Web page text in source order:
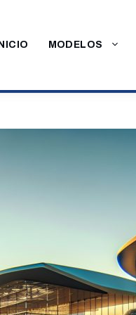
INICIO MODELOS